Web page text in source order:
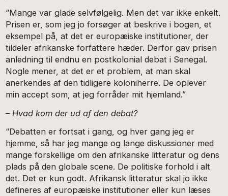
“Mange var glade selvfølgelig. Men det var ikke enkelt.
Prisen er, som jeg jo forsøger at beskrive i bogen, et
eksempel på, at det er europæiske institutioner, der
tildeler afrikanske forfattere hæder. Derfor gav prisen
anledning til endnu en postkolonial debat i Senegal.
Nogle mener, at det er et problem, at man skal
anerkendes af den tidligere koloniherre. De oplever
min accept som, at jeg forråder mit hjemland.”
– Hvad kom der ud af den debat?
“Debatten er fortsat i gang, og hver gang jeg er
hjemme, så har jeg mange og lange diskussioner med
mange forskellige om den afrikanske litteratur og dens
plads på den globale scene. De politiske forhold i alt
det. Det er kun godt. Afrikansk litteratur skal jo ikke
defineres af europæiske institutioner eller kun læses